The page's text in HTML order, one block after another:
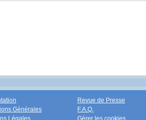
Générales
Légales
Revue de Presse
F.A.Q.
Gérer les cookies